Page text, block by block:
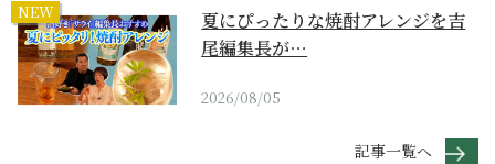
NEW
夏にぴったりな焼酎アレンジを吉
尾編集長が…
2026/08/05
記事一覧へ